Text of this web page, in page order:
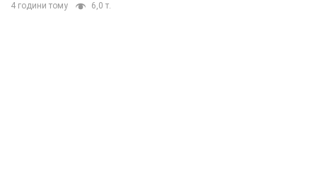
4 години тому 6,0 т.